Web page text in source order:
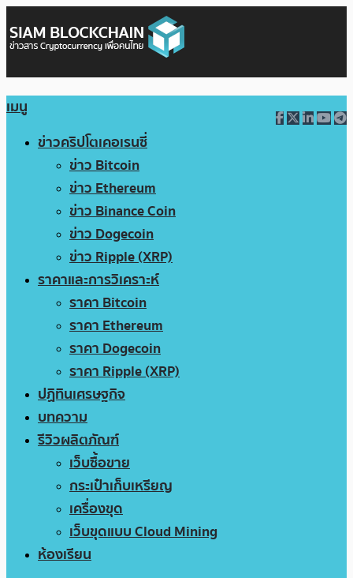
เมนู
ข่าวคริปโตเคอเรนซี่
ข่าว Bitcoin
ข่าว Ethereum
ข่าว Binance Coin
ข่าว Dogecoin
ข่าว Ripple (XRP)
ราคาและการวิเคราะห์
ราคา Bitcoin
ราคา Ethereum
ราคา Dogecoin
ราคา Ripple (XRP)
ปฏิทินเศรษฐกิจ
บทความ
รีวิวผลิตภัณฑ์
เว็บซื้อขาย
กระเป๋าเก็บเหรียญ
เครื่องขุด
เว็บขุดแบบ Cloud Mining
ห้องเรียน